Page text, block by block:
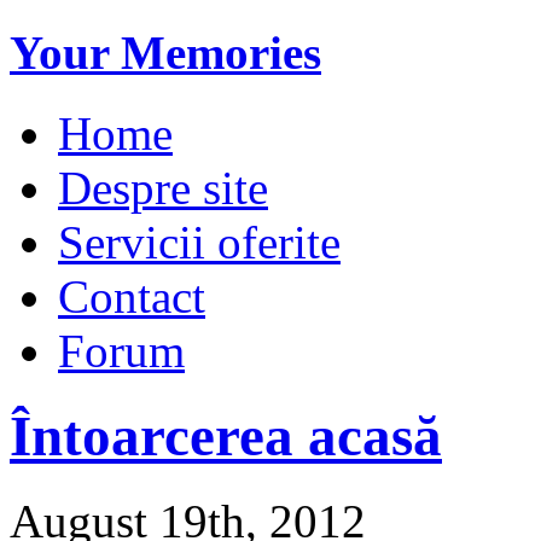
Your Memories
Home
Despre site
Servicii oferite
Contact
Forum
Întoarcerea acasă
August 19th, 2012